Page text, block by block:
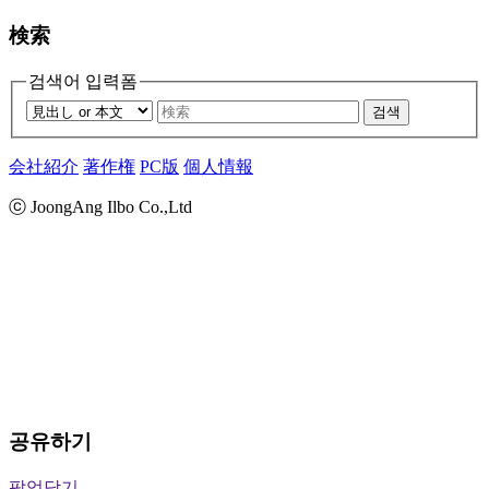
検索
검색어 입력폼
검색
会社紹介 著作権 PC版 個人情報
ⓒ JoongAng Ilbo Co.,Ltd
공유하기